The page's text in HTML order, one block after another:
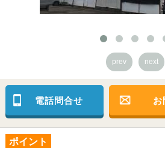
prev next
電話問合せ お
ポイント